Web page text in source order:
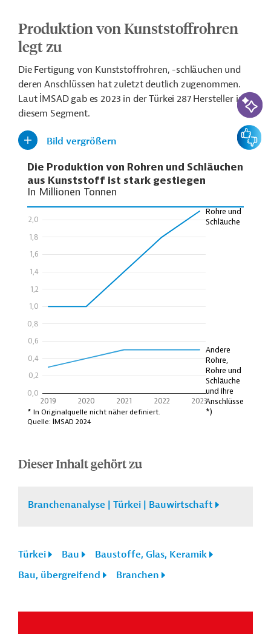
Produktion von Kunststoffrohren
legt zu
Die Fertigung von Kunststoffrohren, -schläuchen und
deren Anschlüssen hat zuletzt deutlich zugenommen.
Laut İMSAD gab es 2023 in der Türkei 287 Hersteller in
diesem Segment.
Bild vergrößern
Dieser Inhalt gehört zu
Branchenanalyse | Türkei | Bauwirtschaft
Türkei Bau
Baustoffe, Glas, Keramik
Bau, übergreifend
Branchen
KI-